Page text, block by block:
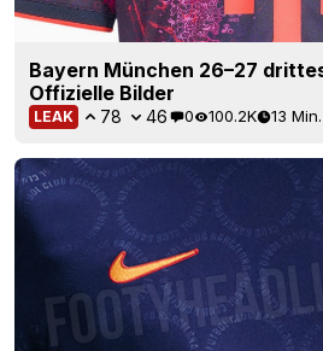
Bayern München 26–27
Offizielle Bilder
LEAK 78 46 0 100.2K 13 Min.